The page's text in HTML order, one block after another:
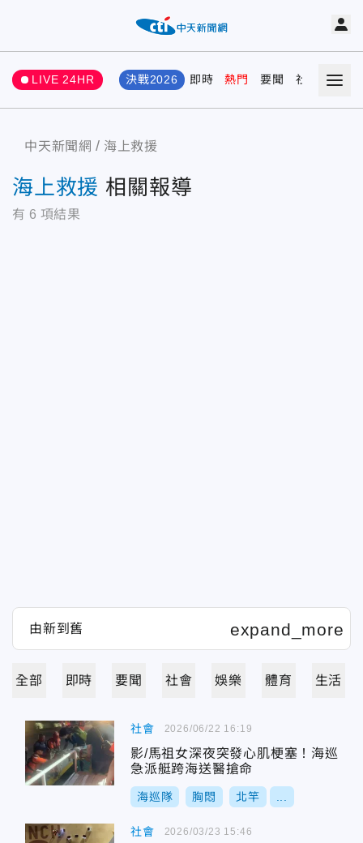
LIVE 24HR 決戰2026 即時 熱門 要聞 社會 娛樂
中天新聞網 海上救援
海上救援 相關報導
有 6 項結果
全部 即時 要聞 社會 娛樂 體育 生活
社會
影/馬祖女深夜突發心肌梗塞！海巡
急派艇跨海送醫搶命
海巡隊 胸悶 北竿
2026/06/22 16:19
社會 2026/03/23 15:46